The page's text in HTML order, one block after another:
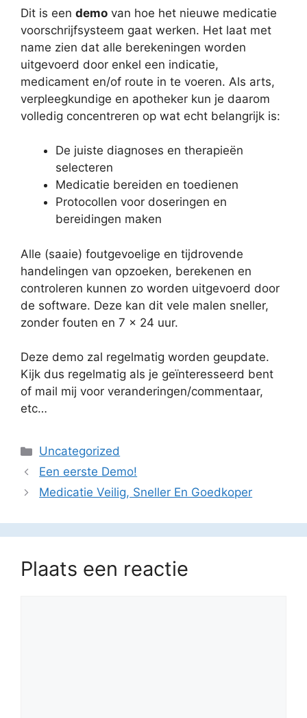
Dit is een demo van hoe het nieuwe medicatie
voorschrijfsysteem gaat werken. Het laat met
name zien dat alle berekeningen worden
uitgevoerd door enkel een indicatie,
medicament en/of route in te voeren. Als arts,
verpleegkundige en apotheker kun je daarom
volledig concentreren op wat echt belangrijk is:
De juiste diagnoses en therapieën
selecteren
Medicatie bereiden en toedienen
Protocollen voor doseringen en
bereidingen maken
Alle (saaie) foutgevoelige en tijdrovende
handelingen van opzoeken, berekenen en
controleren kunnen zo worden uitgevoerd door
de software. Deze kan dit vele malen sneller,
zonder fouten en 7 x 24 uur.
Deze demo zal regelmatig worden geupdate.
Kijk dus regelmatig als je geïnteresseerd bent
of mail mij voor veranderingen/commentaar,
etc…
Categorieën
Uncategorized
Een eerste Demo!
Medicatie Veilig, Sneller En Goedkoper
Plaats een reactie